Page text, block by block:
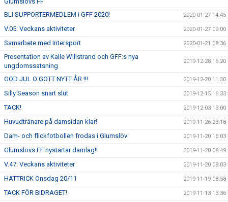
BLI SUPPORTERMEDLEM i GFF 2020! 2020-01-27 14:45
V.05: Veckans aktiviteter 2020-01-27 09:00
Samarbete med Intersport 2020-01-21 08:36
Presentation av Kalle Willstrand och GFF:s nya
ungdomssatsning
2019-12-28 16:20
GOD JUL O GOTT NYTT ÅR !!! 2019-12-20 11:50
Silly Season snart slut 2019-12-15 16:33
TACK! 2019-12-03 13:00
Huvudtränare på damsidan klar! 2019-11-26 23:18
Dam- och flickfotbollen frodas i Glumslöv 2019-11-20 16:03
Glumslövs FF nystartar damlag!! 2019-11-20 08:49
V.47: Veckans aktiviteter 2019-11-20 08:03
HATTRICK Onsdag 20/11 2019-11-19 08:58
TACK FÖR BIDRAGET! 2019-11-13 13:36